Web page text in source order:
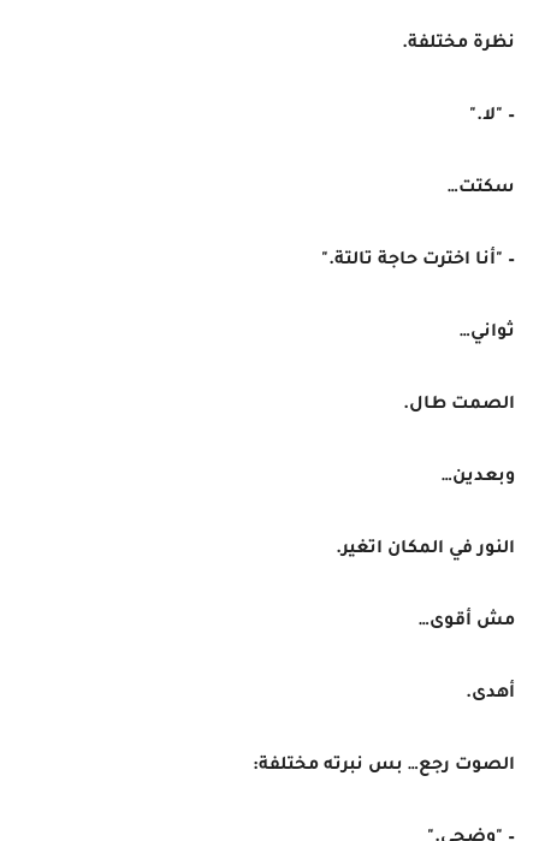
نظرة مختلفة.
– "لا."
سكتت…
– "أنا اخترت حاجة تالتة."
ثواني…
الصمت طال.
وبعدين…
النور في المكان اتغير.
مش أقوى…
أهدى.
الصوت رجع… بس نبرته مختلفة: